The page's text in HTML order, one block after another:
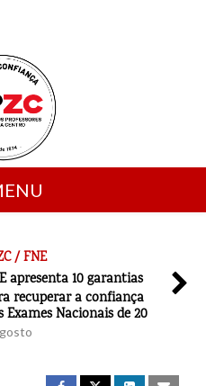
10 garantias
a confiança
Nacionais de 2027